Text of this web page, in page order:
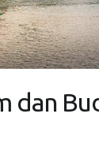
dan